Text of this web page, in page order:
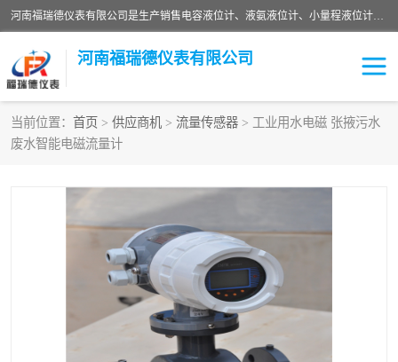
河南福瑞德仪表有限公司是生产销售电容液位计、液氨液位计、小量程液位计定制、智能锅炉水位计、液氮液位计等；并在产品开发、研制的过程中，吸取国内外仪器仪表的技术精华，建立了一支高、精、尖的科研开发队伍，使产品性能不断升级。
河南福瑞德仪表有限公司
当前位置： 首页 > 供应商机 > 流量传感器 > 工业用水电磁 张掖污水
废水智能电磁流量计
液位计
压力传感器
液氮液位计
液位计传感器定制
液氨液位计 物位计